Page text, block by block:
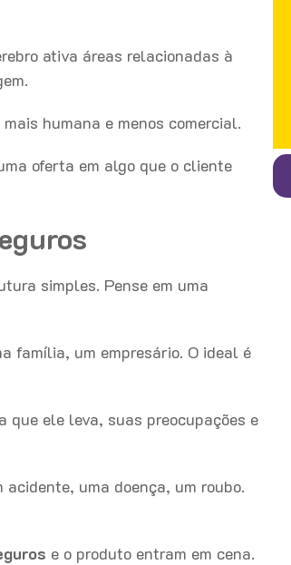
ativa áreas relacionadas à
humana e menos comercial.
oferta em algo que o cliente
simples. Pense em uma
família, um empresário. O ideal é
que ele leva, suas preocupações e
uma doença, um roubo.
e o produto entram em cena.